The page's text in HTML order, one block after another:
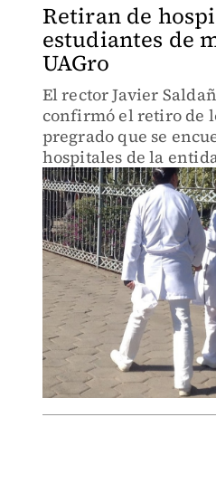
Retiran de
estudiantes de
UAGro
El rector Javier
confirmó el retiro de
pregrado que se
hospitales de la
exponerlos a